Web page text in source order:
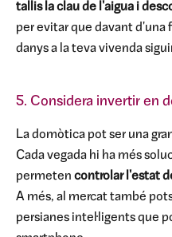
tallis la clau de l'aigua i
per evitar que davant d'una
danys a la teva vivenda
5. Considera invertir en
La domòtica pot ser una
Cada vegada hi ha més
permeten controlar l'estat
A més, al mercat també
persianes intel·ligents que